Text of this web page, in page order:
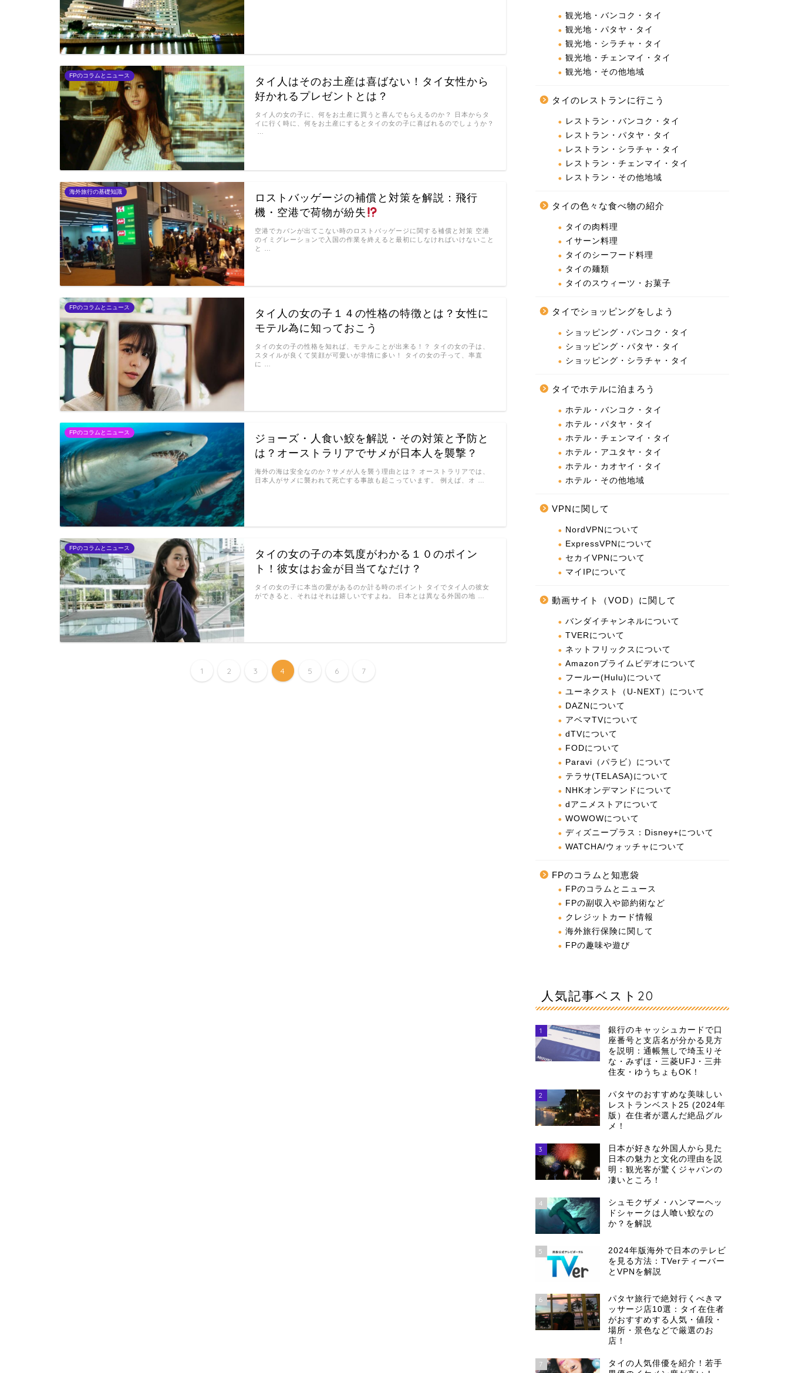
FPのコラムとニュース
タイ人はそのお土産は喜ばない！タイ女性から
好かれるプレゼントとは？
タイ人の女の子に、何をお土産に買うと喜んでもらえるのか？ 日本からタ
イに行く時に、何をお土産にするとタイの女の子に喜ばれるのでしょうか？
…
海外旅行の基礎知識
ロストバッゲージの補償と対策を解説：飛行
機・空港で荷物が紛失
空港でカバンが出てこない時のロストバッゲージに関する補償と対策 空港
のイミグレーションで入国の作業を終えると最初にしなければいけないこと
と …
FPのコラムとニュース
タイ人の女の子１４の性格の特徴とは？女性に
モテル為に知っておこう
タイの女の子の性格を知れば、モテルことが出来る！？ タイの女の子は、
スタイルが良くて笑顔が可愛いが非情に多い！ タイの女の子って、率直
に …
FPのコラムとニュース
ジョーズ・人食い鮫を解説・その対策と予防と
は？オーストラリアでサメが日本人を襲撃？
海外の海は安全なのか？サメが人を襲う理由とは？ オーストラリアでは、
日本人がサメに襲われて死亡する事故も起こっています。 例えば、オ …
FPのコラムとニュース
タイの女の子の本気度がわかる１０のポイン
ト！彼女はお金が目当てなだけ？
タイの女の子に本当の愛があるのか計る時のポイント タイでタイ人の彼女
ができると、それはそれは嬉しいですよね。 日本とは異なる外国の地 …
1 2 3 4 5 6 7
観光地・バンコク・タイ
観光地・パタヤ・タイ
観光地・シラチャ・タイ
観光地・チェンマイ・タイ
観光地・その他地域
タイのレストランに行こう
レストラン・バンコク・タイ
レストラン・パタヤ・タイ
レストラン・シラチャ・タイ
レストラン・チェンマイ・タイ
レストラン・その他地域
タイの色々な食べ物の紹介
タイの肉料理
イサーン料理
タイのシーフード料理
タイの麺類
タイのスウィーツ・お菓子
タイでショッピングをしよう
ショッピング・バンコク・タイ
ショッピング・パタヤ・タイ
ショッピング・シラチャ・タイ
タイでホテルに泊まろう
ホテル・バンコク・タイ
ホテル・パタヤ・タイ
ホテル・チェンマイ・タイ
ホテル・アユタヤ・タイ
ホテル・カオヤイ・タイ
ホテル・その他地域
VPNに関して
NordVPNについて
ExpressVPNについて
セカイVPNについて
マイIPについて
動画サイト（VOD）に関して
バンダイチャンネルについて
TVERについて
ネットフリックスについて
Amazonプライムビデオについて
フールー(Hulu)について
ユーネクスト（U-NEXT）について
DAZNについて
アベマTVについて
dTVについて
FODについて
Paravi（パラビ）について
テラサ(TELASA)について
NHKオンデマンドについて
dアニメストアについて
WOWOWについて
ディズニープラス：Disney+について
WATCHA/ウォッチャについて
FPのコラムと知恵袋
FPのコラムとニュース
FPの副収入や節約術など
クレジットカード情報
海外旅行保険に関して
FPの趣味や遊び
人気記事ベスト20
1
銀行のキャッシュカードで口
座番号と支店名が分かる見方
を説明：通帳無しで埼玉りそ
な・みずほ・三菱UFJ・三井
住友・ゆうちょもOK！
2
パタヤのおすすめな美味しい
レストランベスト25 (2024年
版）在住者が選んだ絶品グル
メ！
3
日本が好きな外国人から見た
日本の魅力と文化の理由を説
明：観光客が驚くジャパンの
凄いところ！
4
シュモクザメ・ハンマーヘッ
ドシャークは人喰い鮫なの
か？を解説
5
2024年版海外で日本のテレビ
を見る方法：TVerティーバー
とVPNを解説
6
パタヤ旅行で絶対行くべきマ
ッサージ店10選：タイ在住者
がおすすめする人気・値段・
場所・景色などで厳選のお
店！
7
タイの人気俳優を紹介！若手